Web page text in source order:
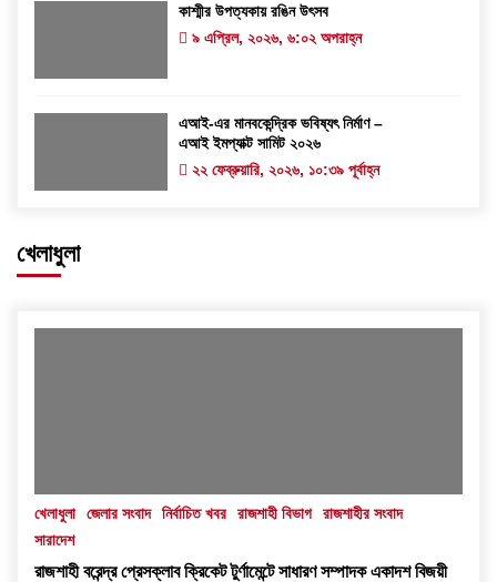
কাশ্মীর উপত্যকায় রঙিন উৎসব
৯ এপ্রিল, ২০২৬, ৬:০২ অপরাহ্ন
এআই-এর মানবকেন্দ্রিক ভবিষ্যৎ নির্মাণ –
এআই ইমপ্যাক্ট সামিট ২০২৬
২২ ফেব্রুয়ারি, ২০২৬, ১০:৩৯ পূর্বাহ্ন
খেলাধুলা
খেলাধুলা জেলার সংবাদ নির্বাচিত খবর রাজশাহী বিভাগ
রাজশাহীর সংবাদ
সারাদেশ
রাজশাহী বরেন্দ্র প্রেসক্লাব ক্রিকেট টুর্ণামেন্টে সাধারণ সম্পাদক একাদশ বিজয়ী